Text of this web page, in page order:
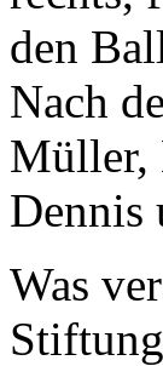
den
Nach
Müller,
Dennis
Was